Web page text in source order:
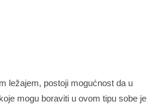
ležajem, postoji mogućnost da u
mogu boraviti u ovom tipu sobe je